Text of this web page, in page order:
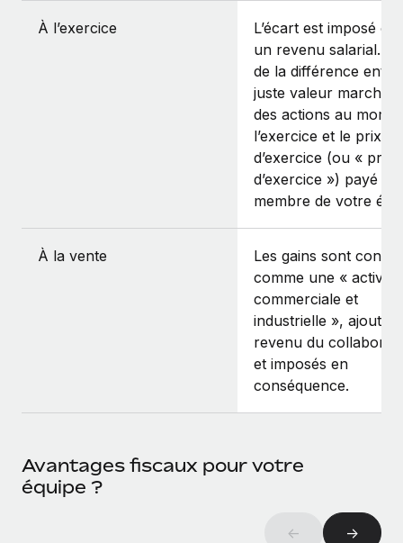
À l’exercice
L’écart est imposé
un revenu salarial. Il
de la différence entre
juste valeur
des actions au
l’exercice et le prix
d’exercice (ou « prix
d’exercice ») payé
membre de votre
À la vente
Les gains sont
comme une « activité
commerciale et
industrielle », ajoutés
revenu du
et imposés en
conséquence.
Avantages fiscaux pour votre
équipe ?
← →